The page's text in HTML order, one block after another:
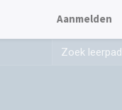
Aanmelden